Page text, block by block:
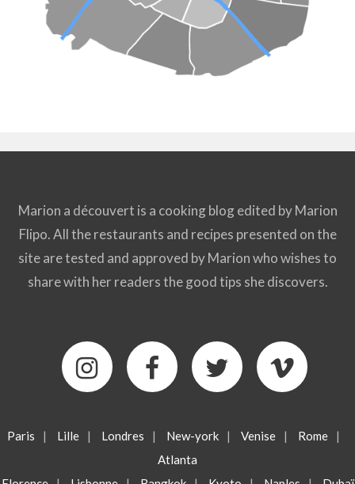
Marion a découvert is a cooking blog edited by Marion
Flipo. All the restaurants and recipes presented on the
site are tested and approved by Marion who wishes to
share with her readers the good tips she discovers.
Paris | Lille | Londres | New-york | Venise | Rome
|
Atlanta